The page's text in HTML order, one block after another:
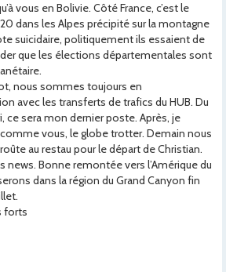
vous en Bolivie. Côté France, c’est le
dans les Alpes précipité sur la montagne
suicidaire, politiquement ils essaient de
que les élections départementales sont
nous sommes toujours en
avec les transferts de trafics du HUB. Du
ce sera mon dernier poste. Après, je
vous, le globe trotter. Demain nous
au restau pour le départ de Christian.
news. Bonne remontée vers l’Amérique du
dans la région du Grand Canyon fin
forts